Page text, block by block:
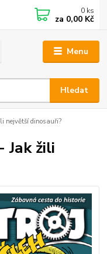
Menu
Hledat
0 ks
za 0,00 Kč
největší dinosauři?
Jak žili